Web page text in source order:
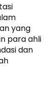
yang
para ahli
dan